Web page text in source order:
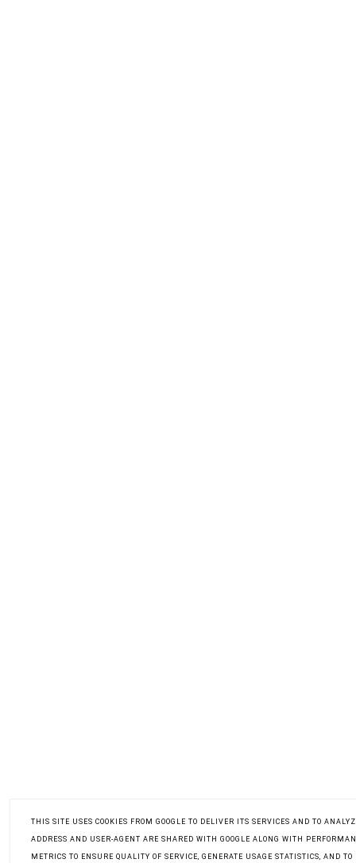
THIS SITE USES COOKIES FROM GOOGLE TO DELIVER ITS SERVICES AND TO
ADDRESS AND USER-AGENT ARE SHARED WITH GOOGLE ALONG WITH
METRICS TO ENSURE QUALITY OF SERVICE, GENERATE USAGE STATISTICS, AND